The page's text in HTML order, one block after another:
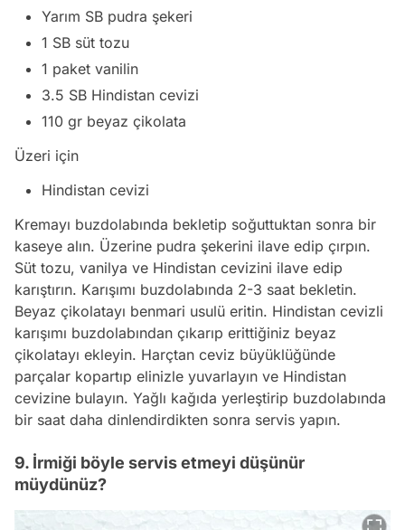
Yarım SB pudra şekeri
1 SB süt tozu
1 paket vanilin
3.5 SB Hindistan cevizi
110 gr beyaz çikolata
Üzeri için
Hindistan cevizi
Kremayı buzdolabında bekletip soğuttuktan sonra bir
kaseye alın. Üzerine pudra şekerini ilave edip çırpın.
Süt tozu, vanilya ve Hindistan cevizini ilave edip
karıştırın. Karışımı buzdolabında 2-3 saat bekletin.
Beyaz çikolatayı benmari usulü eritin. Hindistan cevizli
karışımı buzdolabından çıkarıp erittiğiniz beyaz
çikolatayı ekleyin. Harçtan ceviz büyüklüğünde
parçalar kopartıp elinizle yuvarlayın ve Hindistan
cevizine bulayın. Yağlı kağıda yerleştirip buzdolabında
bir saat daha dinlendirdikten sonra servis yapın.
9. İrmiği böyle servis etmeyi düşünür
müydünüz?